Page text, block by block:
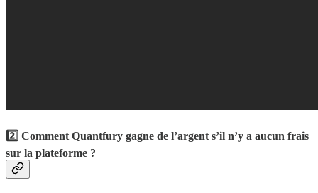
2️⃣ Comment Quantfury gagne de l’argent s’il n’y a aucun frais
sur la plateforme ?